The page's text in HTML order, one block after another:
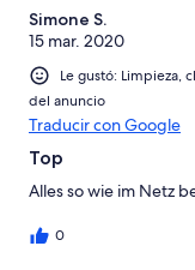
Simone S.
15 mar. 2020
Le gustó: Limpieza,
del anuncio
Traducir con Google
Top
Alles so wie im Netz
0